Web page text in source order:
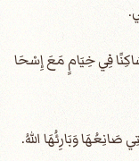
سَاكِنًا فِي خِيَامٍ مَعَ إِسْحَا